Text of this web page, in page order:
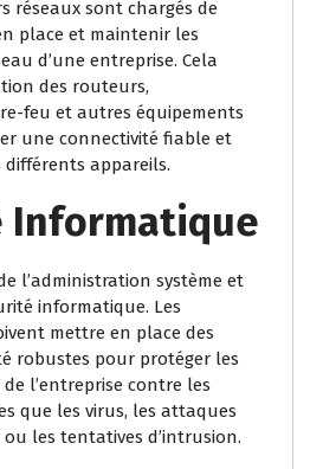
réseaux sont chargés de
place et maintenir les
d’une entreprise. Cela
des routeurs,
feu et autres équipements
une connectivité fiable et
différents appareils.
Informatique
l’administration système et
informatique. Les
mettre en place des
robustes pour protéger les
l’entreprise contre les
que les virus, les attaques
les tentatives d’intrusion.